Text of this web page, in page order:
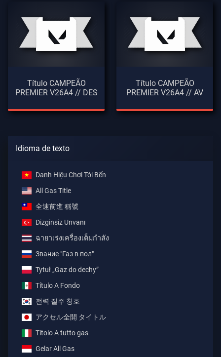
Título CAMPEÃO
PREMIER V26A4 // DES
Título CAMPEÃO
PREMIER V26A4 // AV
Idioma de texto
Danh Hiệu Chơi Tới Bến
All Gas Title
全速前進 稱號
Dizginsiz Unvanı
ฉายาเร่งเครื่องเต็มกำลัง
Звание "Газ в пол"
Tytuł „Gaz do dechy”
Título A Fondo
전력 질주 칭호
アクセル全開 タイトル
Titolo A tutto gas
Gelar All Gas